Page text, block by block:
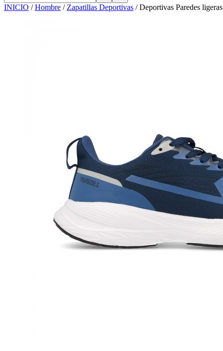
INICIO /Hombre / Zapatillas Deportivas /Deportivas Paredes